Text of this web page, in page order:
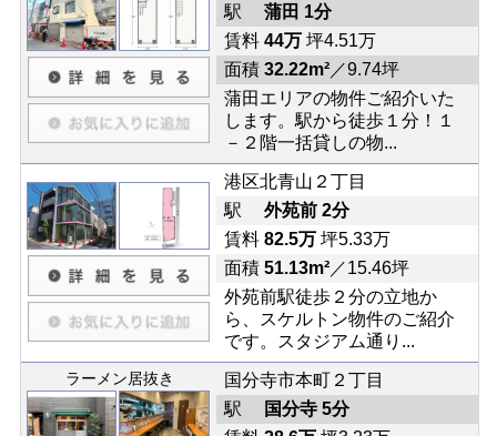
駅 蒲田 1分
賃料 44万坪4.51万
面積 32.22m²／9.74坪
蒲田エリアの物件ご紹介いた
します。駅から徒歩１分！１
－２階一括貸しの物...
港区北青山２丁目
駅 外苑前 2分
賃料 82.5万坪5.33万
面積 51.13m²／15.46坪
外苑前駅徒歩２分の立地か
ら、スケルトン物件のご紹介
です。スタジアム通り...
ラーメン居抜き
国分寺市本町２丁目
駅
国分寺 5分